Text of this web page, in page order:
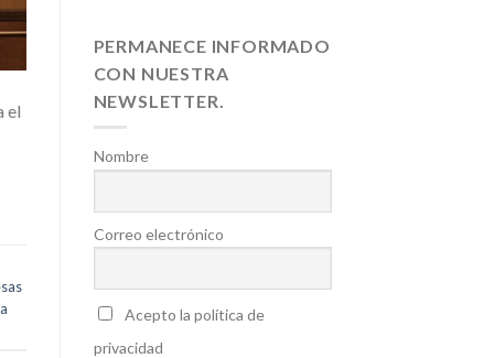
el
PERMANECE INFORMADO
CON NUESTRA
NEWSLETTER.
Nombre
Correo electrónico
Acepto la política de
privacidad